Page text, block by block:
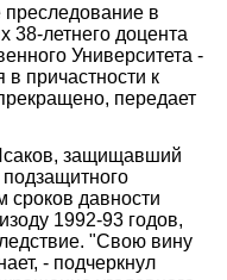
преследование в
38-летнего доцента
Университета -
причастности к
передает
защищавший
сроков давности
1992-93 годов,
"Свою вину
- подчеркнул